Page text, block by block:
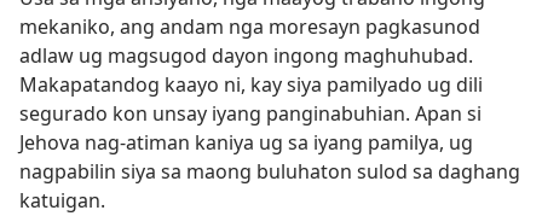
mekaniko, ang andam nga moresayn pagkasunod
adlaw ug magsugod dayon ingong maghuhubad.
Makapatandog kaayo ni, kay siya pamilyado ug dili
segurado kon unsay iyang panginabuhian. Apan si
Jehova nag-atiman kaniya ug sa iyang pamilya, ug
nagpabilin siya sa maong buluhaton sulod sa daghang
katuigan.